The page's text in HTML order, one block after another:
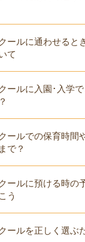
ールに通わせると
て
ールに入園･入学
ールでの保育時間
で？
ールに預ける時の
う
ールを正しく選ぶ